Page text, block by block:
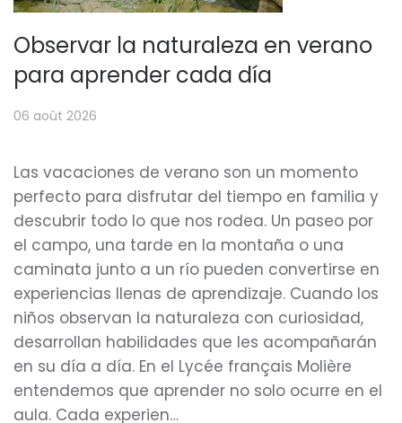
Observar la naturaleza en verano
para aprender cada día
06 août 2026
Las vacaciones de verano son un momento
perfecto para disfrutar del tiempo en familia y
descubrir todo lo que nos rodea. Un paseo por
el campo, una tarde en la montaña o una
caminata junto a un río pueden convertirse en
experiencias llenas de aprendizaje. Cuando los
niños observan la naturaleza con curiosidad,
desarrollan habilidades que les acompañarán
en su día a día. En el Lycée français Molière
entendemos que aprender no solo ocurre en el
aula. Cada experien…